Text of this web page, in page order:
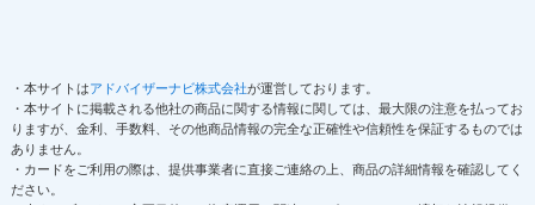
・本サイトはアドバイザーナビ株式会社が運営しております。
・本サイトに掲載される他社の商品に関する情報に関しては、最大限の注意を払ってお
りますが、金利、手数料、その他商品情報の完全な正確性や信頼性を保証するものでは
ありません。
・カードをご利用の際は、提供事業者に直接ご連絡の上、商品の詳細情報を確認してく
ださい。